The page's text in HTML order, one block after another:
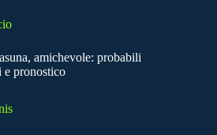
amichevole: probabili
e pronostico